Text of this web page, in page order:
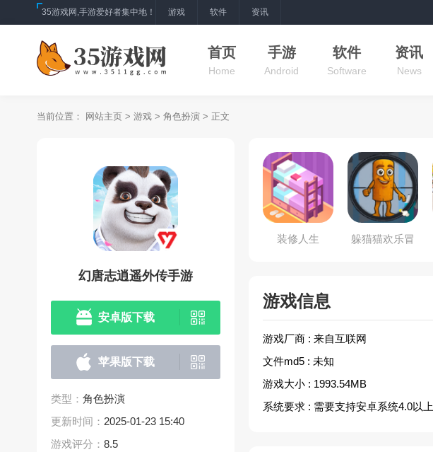
35游戏网,手游爱好者集中地！ 游戏 软件 资讯
首页
Home
手游
Android
软件
Software
资讯
News
当前位置： 网站主页 > 游戏 > 角色扮演 > 正文
幻唐志逍遥外传手游
安卓版下载
苹果版下载
类型： 角色扮演
更新时间： 2025-01-23 15:40
游戏评分： 8.5
装修人生
躲猫猫欢乐冒
游戏信息
游戏厂商 : 来自互联网
文件md5 : 未知
游戏大小 : 1993.54MB
系统要求 : 需要支持安卓系统4.0以上